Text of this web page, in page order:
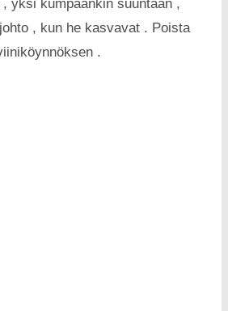
yksi kumpaankin suuntaan ,
, kun he kasvavat . Poista
.